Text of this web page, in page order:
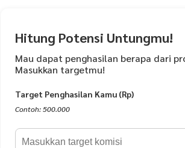
Flimty adalah Minuman fiber kaya serat
cerna dengan cara menyerap, mengikat &
KANDUNGAN Flimty
Goji Berry
Soluble Fiber
Probiotic
Hitung Potensi Untungmu!
Mau dapat penghasilan berapa dari
Masukkan targetmu!
Target Penghasilan Kamu (Rp)
Contoh: 500.000